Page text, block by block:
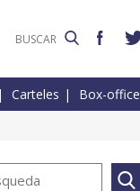
Carteles Box-office